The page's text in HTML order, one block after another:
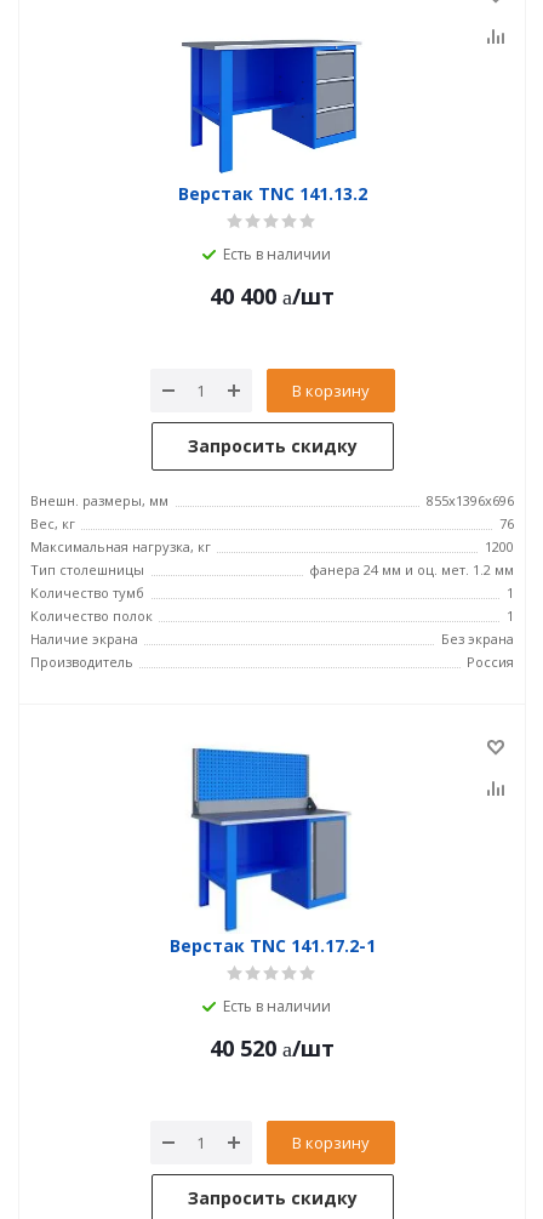
Верстак TNC 141.13.2
Есть в наличии
40 400 /шт
В корзину
Запросить скидку
Внешн. размеры, мм
855x1396x696
Вес, кг
76
Максимальная нагрузка, кг
1200
Тип столешницы
фанера 24 мм и оц. мет. 1.2 мм
Количество тумб
1
Количество полок
1
Наличие экрана
Без экрана
Производитель
Россия
Верстак TNC 141.17.2-1
Есть в наличии
40 520 /шт
В корзину
Запросить скидку